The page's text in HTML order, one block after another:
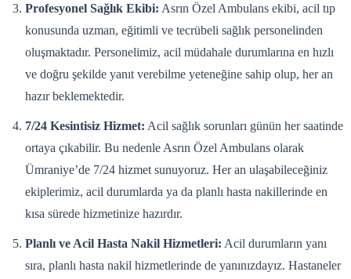
Profesyonel Sağlık Ekibi: Asrın Özel Ambulans ekibi, acil tıp
konusunda uzman, eğitimli ve tecrübeli sağlık personelinden
oluşmaktadır. Personelimiz, acil müdahale durumlarına en hızlı
ve doğru şekilde yanıt verebilme yeteneğine sahip olup, her an
hazır beklemektedir.
7/24 Kesintisiz Hizmet: Acil sağlık sorunları günün her saatinde
ortaya çıkabilir. Bu nedenle Asrın Özel Ambulans olarak
Ümraniye’de 7/24 hizmet sunuyoruz. Her an ulaşabileceğiniz
ekiplerimiz, acil durumlarda ya da planlı hasta nakillerinde en
kısa sürede hizmetinize hazırdır.
Planlı ve Acil Hasta Nakil Hizmetleri: Acil durumların yanı
sıra, planlı hasta nakil hizmetlerinde de yanınızdayız. Hastaneler